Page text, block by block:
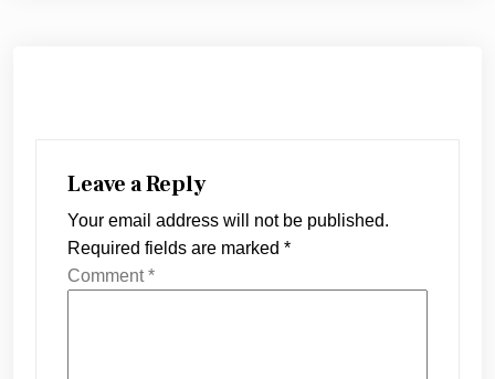
Leave a Reply
Your email address will not be published.
Required fields are marked *
Comment*